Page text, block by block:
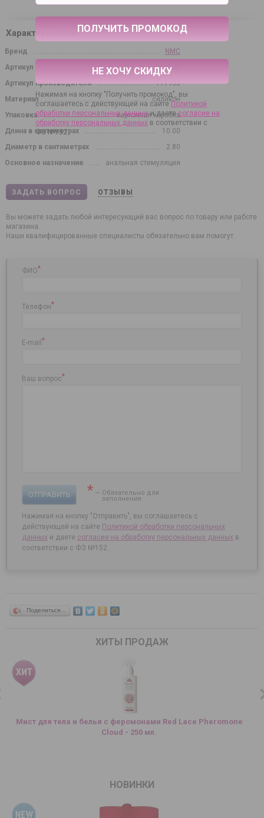
Характеристики
Бренд
NMC
Артикул
531149
Артикул производителя
111938
Материал
силикон
Упаковка
картонная коробка
Длина в сантиметрах
10.00
Диаметр в сантиметрах
2.80
Основное назначение
анальная стимуляция
ЗАДАТЬ ВОПРОС ОТЗЫВЫ
Вы можете задать любой интересующий вас вопрос по товару или работе
магазина.
Наши квалифицированные специалисты обязательно вам помогут.
ФИО*
Телефон*
E-mail *
Ваш вопрос*
ОТПРАВИТЬ * — Обязательно для
заполнения
Нажимая на кнопку "Отправить", вы соглашаетесь с
действующей на сайте Политикой обработки персональных
данных и даете согласие на обработку персональных данных в
соответствии с ФЗ №152.
Поделиться…
ХИТЫ ПРОДАЖ
Мист для тела и белья с феромонами Red Lace Pheromone
Cloud - 250 мл.
НОВИНКИ
НЕ ХОЧУ СКИДКУ
Нажимая на кнопку "Получить промокод", вы
соглашаетесь с действующей на сайте Политикой
обработки персональных данныхи даетесогласие на
обработку персональных данных в соответствии с
ФЗ №152.